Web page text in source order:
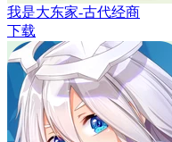
我是大东家-古代经商
下载